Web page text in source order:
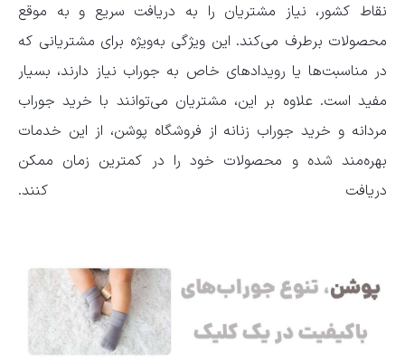
نقاط کشور، نیاز مشتریان را به دریافت سریع و به موقع
محصولات برطرف می‌کند. این ویژگی به‌ویژه برای مشتریانی که
در مناسبت‌ها یا رویدادهای خاص به جوراب نیاز دارند، بسیار
مفید است. علاوه بر این، مشتریان می‌توانند با خرید جوراب
مردانه و خرید جوراب زنانه از فروشگاه پوشن، از این خدمات
بهره‌مند شده و محصولات خود را در کمترین زمان ممکن
دریافت کنند.